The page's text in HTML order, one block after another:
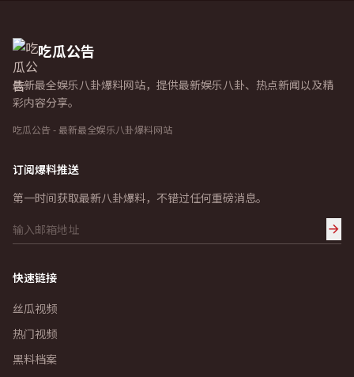
吃瓜公告
最新最全娱乐八卦爆料网站，提供最新娱乐八卦、热点新闻以及精
彩内容分享。
吃瓜公告 - 最新最全娱乐八卦爆料网站
订阅爆料推送
第一时间获取最新八卦爆料，不错过任何重磅消息。
快速链接
丝瓜视频
热门视频
黑料档案